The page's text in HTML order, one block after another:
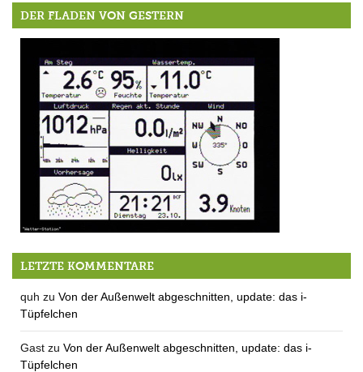
DER FLADEN VON GESTERN
Rainy Evening Blues
LETZTE KOMMENTARE
quh zu Von der Außenwelt abgeschnitten, update: das i-
Tüpfelchen
Gast zu Von der Außenwelt abgeschnitten, update: das i-
Tüpfelchen